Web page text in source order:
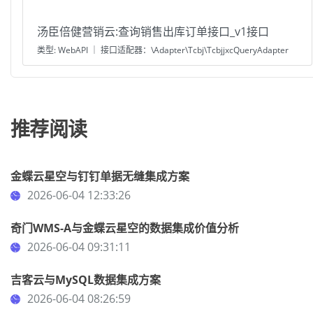
汤臣倍健营销云:查询销售出库订单接口_v1接口
类型: WebAPI ｜ 接口适配器：\Adapter\Tcbj\TcbjjxcQueryAdapter
推荐阅读
金蝶云星空与钉钉单据无缝集成方案
2026-06-04 12:33:26
奇门WMS-A与金蝶云星空的数据集成价值分析
2026-06-04 09:31:11
吉客云与MySQL数据集成方案
2026-06-04 08:26:59